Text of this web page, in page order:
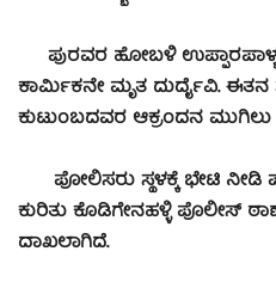
ಪುರವರ ಹೋಬಳಿ
ಕಾರ್ಮಿಕನೇ ಮೃತ ದುರ್ದೈವಿ. ಈತನ
ಕುಟುಂಬದವರ ಆಕ್ರಂದನ ಮುಗಿಲು
ಪೋಲಿಸರು ಸ್ಥಳಕ್ಕೆ ಭೇಟಿ ನೀಡಿ
ಕುರಿತು ಕೊಡಿಗೇನಹಳ್ಳಿ ಪೊಲೀಸ್
ದಾಖಲಾಗಿದೆ.